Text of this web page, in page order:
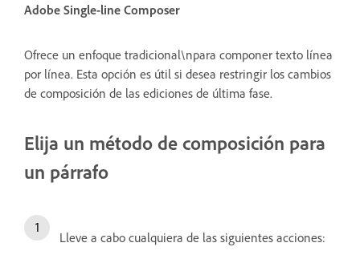
Adobe Single-line Composer
Ofrece un enfoque tradicional\npara componer texto línea
por línea. Esta opción es útil si desea restringir los cambios
de composición de las ediciones de última fase.
Elija un método de composición para
un párrafo
Lleve a cabo cualquiera de las siguientes acciones: